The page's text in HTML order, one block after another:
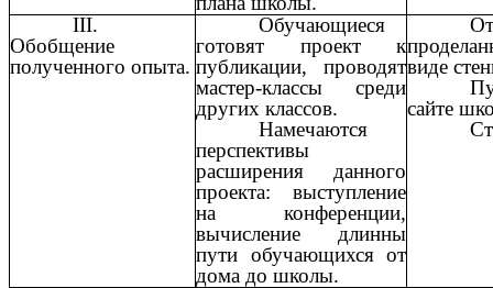
III.
Обобщение
полученного опыта.
Обучающиеся
готовят проект к
публикации, проводят
мастер-классы среди
других классов.
Намечаются
перспективы
расширения данного
проекта: выступление
на конференции,
вычисление длинны
пути обучающихся от
дома до школы.
виде
сайте